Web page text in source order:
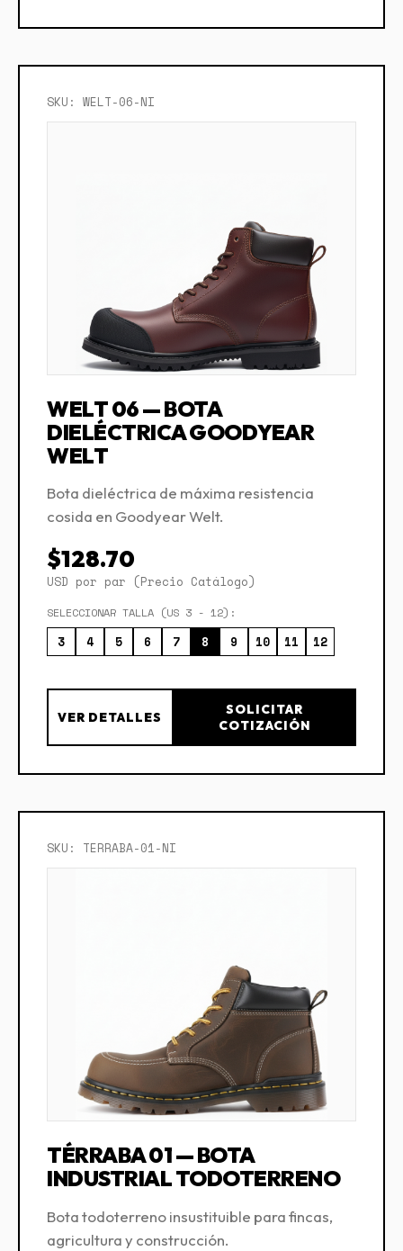
SKU: WELT-06-NI
WELT 06 — BOTA
DIELÉCTRICA GOODYEAR
WELT
Bota dieléctrica de máxima resistencia
cosida en Goodyear Welt.
$128.70
USD por par (Precio Catálogo)
SELECCIONAR TALLA (US 3 - 12):
3 4 5 6 7 8 9 10 11 12
VER DETALLES
SOLICITAR
COTIZACIÓN
SKU: TERRABA-01-NI
TÉRRABA 01 — BOTA
INDUSTRIAL TODOTERRENO
Bota todoterreno insustituible para fincas,
agricultura y construcción.